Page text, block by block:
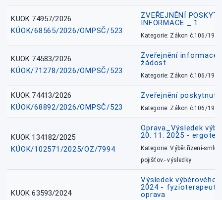
KUOK 74957/2026
KÚOK/68565/2026/OMPSČ/523
ZVEŘEJNĚNÍ
INFORMACE _ 1
Kategorie: Zákon č.106/1999
KUOK 74583/2026
KÚOK/71278/2026/OMPSČ/523
Zveřejnění informace
žádost
Kategorie: Zákon č.106/1999
KUOK 74413/2026
KÚOK/68892/2026/OMPSČ/523
Zveřejnění
Kategorie: Zákon č.106/1999
KUOK 134182/2025
KÚOK/102571/2025/OZ/7994
Oprava_Výsledek
20. 11. 2025 -
Kategorie: Výběr.řízení-
pojišťov.- výsledky
KUOK 63593/2024
Výsledek výběrového
2024 - fyzioterapeut,
oprava